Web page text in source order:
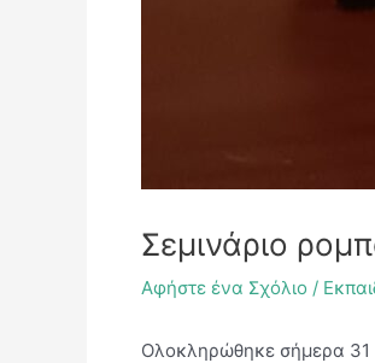
Σεμινάριο
Αφήστε ένα Σχόλιο /
Ολοκληρώθηκε σήμερα 31